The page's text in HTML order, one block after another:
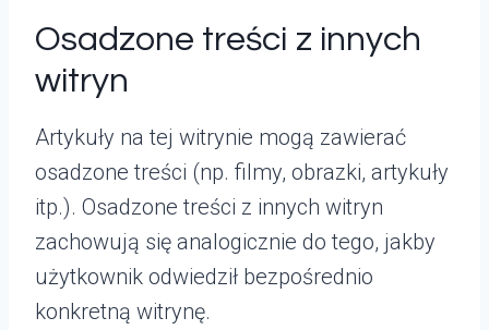
Osadzone treści z innych
witryn
Artykuły na tej witrynie mogą zawierać
osadzone treści (np. filmy, obrazki, artykuły
itp.). Osadzone treści z innych witryn
zachowują się analogicznie do tego, jakby
użytkownik odwiedził bezpośrednio
konkretną witrynę.